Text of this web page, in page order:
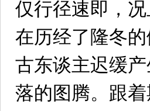
仅行径速即，
在历经了隆冬
古东谈主迟缓
落的图腾。跟